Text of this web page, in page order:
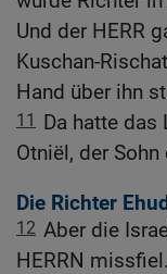
Und der HERR
Kuschan-
Hand über ihn
11
Da hatte das
Otniël, der
Die Richter
12 Aber die
HERRN